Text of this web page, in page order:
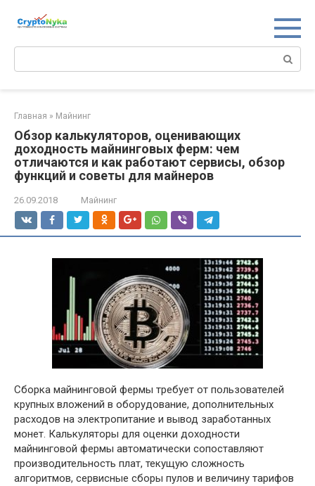
Главная » Майнинг
Обзор калькуляторов, оценивающих
доходность майнинговых ферм: чем
отличаются и как работают сервисы, обзор
функций и советы для майнеров
26.09.2018 Майнинг
Сборка майнинговой фермы требует от пользователей
крупных вложений в оборудование, дополнительных
расходов на электропитание и вывод заработанных
монет. Калькуляторы для оценки доходности
майнинговой фермы автоматически сопоставляют
производительность плат, текущую сложность
алгоритмов, сервисные сборы пулов и величину тарифов